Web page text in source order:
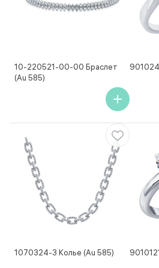
10-220521-00-00 Браслет
(Au 585)
1070324-3 Колье (Au 585)